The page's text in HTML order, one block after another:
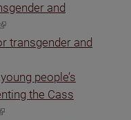
and
transgender and
people’s
the Cass